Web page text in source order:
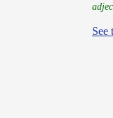
See